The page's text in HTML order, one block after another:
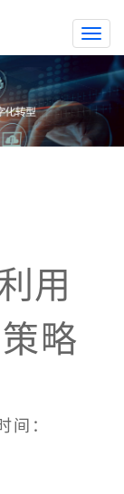
用
略
：